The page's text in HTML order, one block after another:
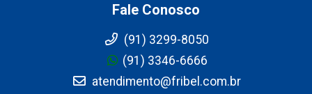
Fale Conosco
(91) 3299-8050
(91) 3346-6666
atendimento@fribel.com.br